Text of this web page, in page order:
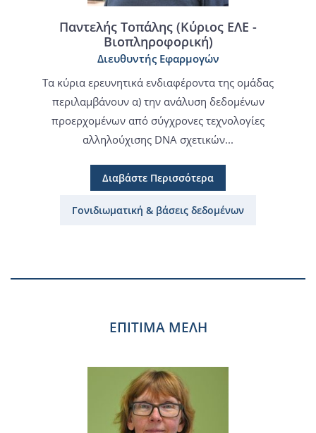
Παντελής Τοπάλης (Κύριος ΕΛΕ -
Βιοπληροφορική)
Διευθυντής Εφαρμογών
Τα κύρια ερευνητικά ενδιαφέροντα της ομάδας
περιλαμβάνουν α) την ανάλυση δεδομένων
προερχομένων από σύγχρονες τεχνολογίες
αλληλούχισης DNA σχετικών...
Διαβάστε Περισσότερα
Γονιδιωματική & βάσεις δεδομένων
ΕΠΙΤΙΜΑ ΜΕΛΗ